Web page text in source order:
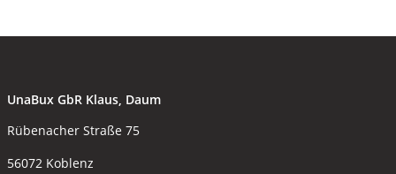
UnaBux GbR Klaus, Daum
Rübenacher Straße 75
56072 Koblenz